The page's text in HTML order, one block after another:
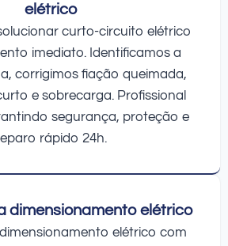
elétrico
curto-circuito elétrico
imediato. Identificamos a
corrigimos fiação queimada,
e sobrecarga. Profissional
segurança, proteção e
rápido 24h.
dimensionamento elétrico
elétrico com